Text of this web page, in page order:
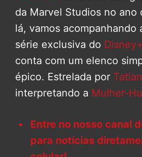
da Marvel Studios no ano
lá, vamos acompanhando
série exclusiva do Disney+
conta com um elenco
épico. Estrelada por
interpretando a Mulher-
Entre no nosso canal
para notícias